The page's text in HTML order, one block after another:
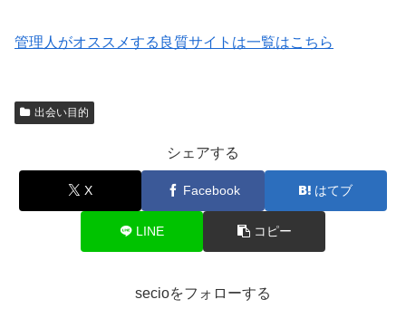
管理人がオススメする良質サイトは一覧はこちら
出会い目的
シェアする
X Facebook はてブ
LINE コピー
secioをフォローする